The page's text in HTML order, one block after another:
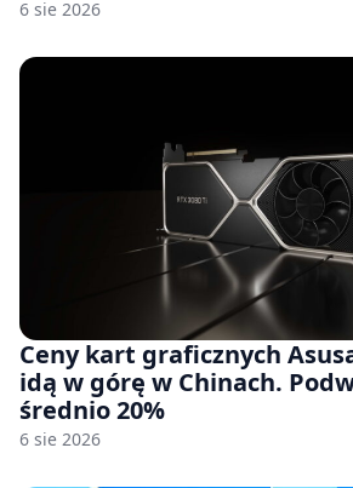
6 sie 2026
Ceny kart graficznych
idą w górę w Chinach.
średnio 20%
6 sie 2026